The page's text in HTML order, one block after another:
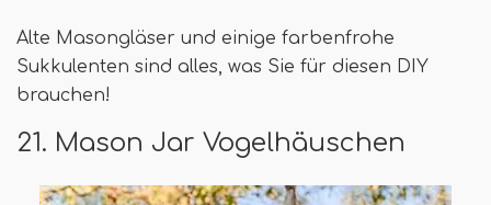
Alte Masongläser und einige farbenfrohe
Sukkulenten sind alles, was Sie für diesen DIY
brauchen!
21. Mason Jar Vogelhäuschen